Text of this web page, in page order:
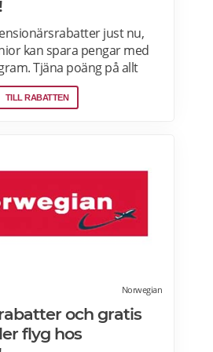
just nu,
kan spara pengar med
Tjäna poäng på allt
snabbmat och spendera
uppgraderingar och
och EuroBonus på SAS
TILL RABATTEN
Norwegian
och gratis
flyg hos